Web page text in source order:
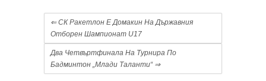
⇐СК Ракетлон Е Домакин На Държавния
Отборен Шампионат U17
Два Четвъртфинала На Турнира По
Бадминтон „Млади Таланти“ ⇒